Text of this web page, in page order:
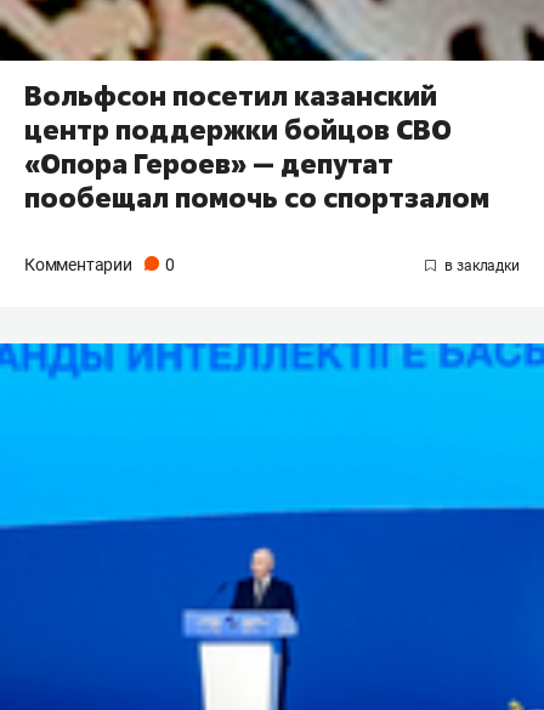
Вольфсон посетил казанский
центр поддержки бойцов СВО
«Опора Героев» — депутат
пообещал помочь со спортзалом
Комментарии 0